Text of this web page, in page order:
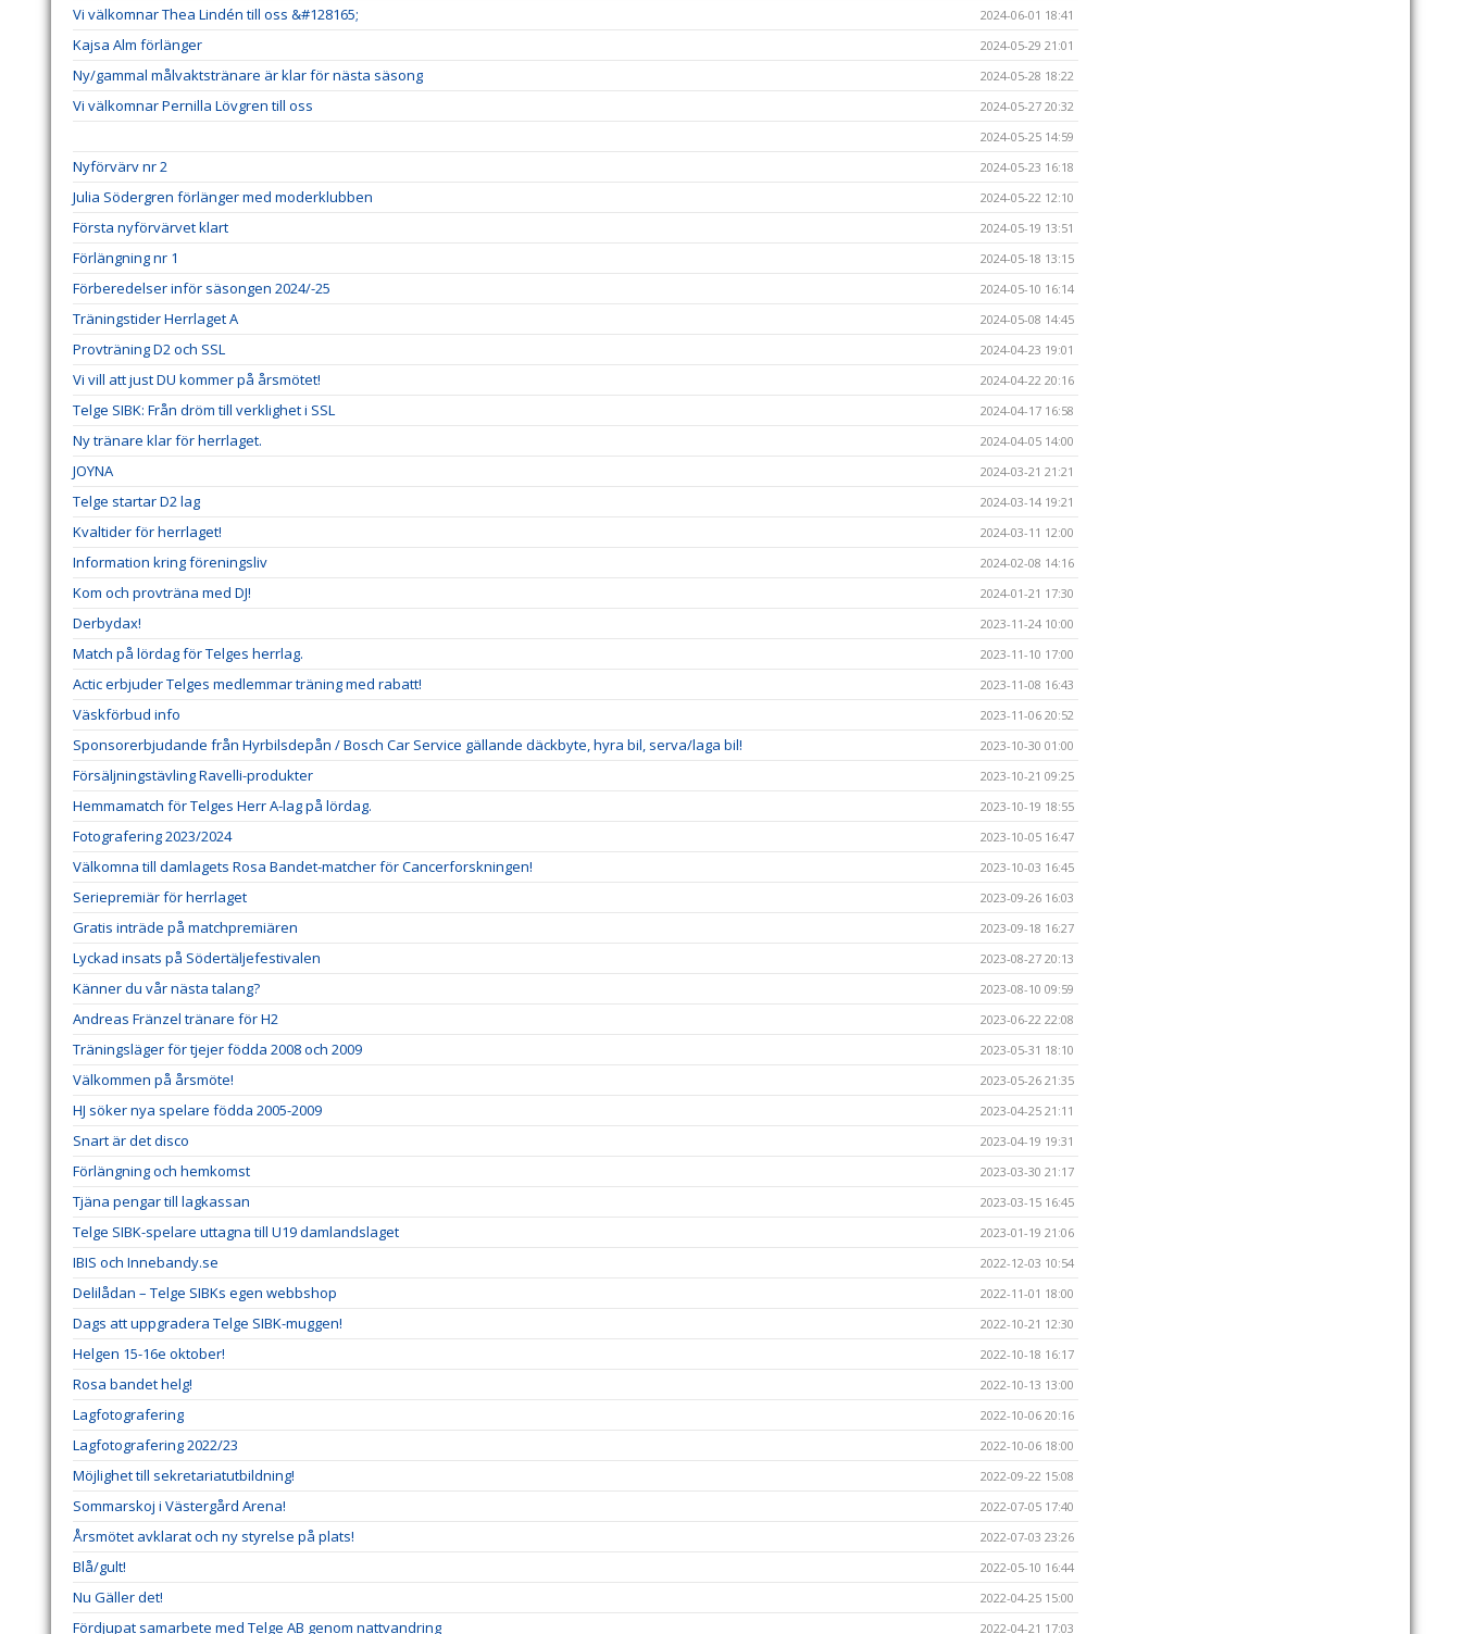
Vi välkomnar Thea Lindén till oss &#128165; 2024-06-01 18:41
Kajsa Alm förlänger 2024-05-29 21:01
Ny/gammal målvaktstränare är klar för nästa säsong 2024-05-28 18:22
Vi välkomnar Pernilla Lövgren till oss
2024-05-27 20:32
2024-05-25 14:59
Nyförvärv nr 2 2024-05-23 16:18
Julia Södergren förlänger med moderklubben 2024-05-22 12:10
Första nyförvärvet klart 2024-05-19 13:51
Förlängning nr 1 2024-05-18 13:15
Förberedelser inför säsongen 2024/-25 2024-05-10 16:14
Träningstider Herrlaget A 2024-05-08 14:45
Provträning D2 och SSL 2024-04-23 19:01
Vi vill att just DU kommer på årsmötet! 2024-04-22 20:16
Telge SIBK: Från dröm till verklighet i SSL 2024-04-17 16:58
Ny tränare klar för herrlaget. 2024-04-05 14:00
JOYNA 2024-03-21 21:21
Telge startar D2 lag 2024-03-14 19:21
Kvaltider för herrlaget! 2024-03-11 12:00
Information kring föreningsliv 2024-02-08 14:16
Kom och provträna med DJ! 2024-01-21 17:30
Derbydax! 2023-11-24 10:00
Match på lördag för Telges herrlag. 2023-11-10 17:00
Actic erbjuder Telges medlemmar träning med rabatt! 2023-11-08 16:43
Väskförbud info 2023-11-06 20:52
Sponsorerbjudande från Hyrbilsdepån / Bosch Car Service gällande däckbyte, hyra bil, serva/laga bil! 2023-10-30 01:00
Försäljningstävling Ravelli-produkter 2023-10-21 09:25
Hemmamatch för Telges Herr A-lag på lördag. 2023-10-19 18:55
Fotografering 2023/2024 2023-10-05 16:47
Välkomna till damlagets Rosa Bandet-matcher för Cancerforskningen! 2023-10-03 16:45
Seriepremiär för herrlaget 2023-09-26 16:03
Gratis inträde på matchpremiären 2023-09-18 16:27
Lyckad insats på Södertäljefestivalen 2023-08-27 20:13
Känner du vår nästa talang? 2023-08-10 09:59
Andreas Fränzel tränare för H2 2023-06-22 22:08
Träningsläger för tjejer födda 2008 och 2009 2023-05-31 18:10
Välkommen på årsmöte! 2023-05-26 21:35
HJ söker nya spelare födda 2005-2009 2023-04-25 21:11
Snart är det disco 2023-04-19 19:31
Förlängning och hemkomst 2023-03-30 21:17
Tjäna pengar till lagkassan 2023-03-15 16:45
Telge SIBK-spelare uttagna till U19 damlandslaget 2023-01-19 21:06
IBIS och Innebandy.se 2022-12-03 10:54
Delilådan – Telge SIBKs egen webbshop 2022-11-01 18:00
Dags att uppgradera Telge SIBK-muggen! 2022-10-21 12:30
Helgen 15-16e oktober! 2022-10-18 16:17
Rosa bandet helg! 2022-10-13 13:00
Lagfotografering 2022-10-06 20:16
Lagfotografering 2022/23 2022-10-06 18:00
Möjlighet till sekretariatutbildning! 2022-09-22 15:08
Sommarskoj i Västergård Arena! 2022-07-05 17:40
Årsmötet avklarat och ny styrelse på plats! 2022-07-03 23:26
Blå/gult! 2022-05-10 16:44
Nu Gäller det! 2022-04-25 15:00
Fördjupat samarbete med Telge AB genom nattvandring 2022-04-21 17:03